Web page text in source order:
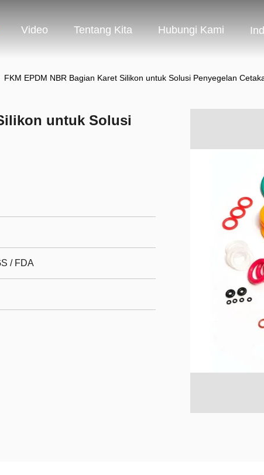
Video Tentang Kita Hubungi Kami
FKM EPDM NBR Bagian Karet Silikon untuk Solusi Penyegelan
untuk Solusi
/ FDA